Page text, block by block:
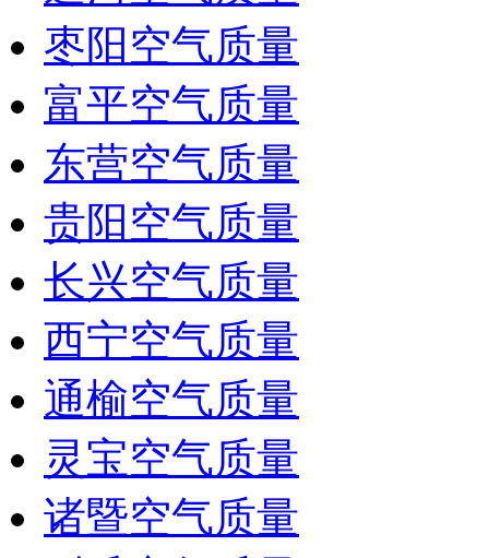
枣阳空气质量
富平空气质量
东营空气质量
贵阳空气质量
长兴空气质量
西宁空气质量
通榆空气质量
灵宝空气质量
诸暨空气质量